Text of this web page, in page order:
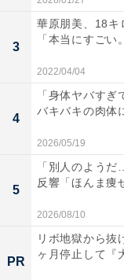
3
華原朋美、18キ
「本当にすごい
2022/04/04
4
「身体ヤバすぎ
バキバキの肉体
2026/05/19
5
「別人のよう
反響「ほんま痩
2026/08/10
PR
リボ地獄から抜
ヶ月停止して『